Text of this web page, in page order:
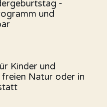
-
und
Kinder und
Natur oder in